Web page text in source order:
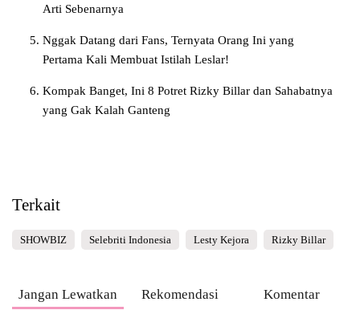
Arti Sebenarnya
Nggak Datang dari Fans, Ternyata Orang Ini yang
Pertama Kali Membuat Istilah Leslar!
Kompak Banget, Ini 8 Potret Rizky Billar dan Sahabatnya
yang Gak Kalah Ganteng
Terkait
SHOWBIZ Selebriti Indonesia Lesty Kejora Rizky Billar
Jangan Lewatkan Rekomendasi Komentar